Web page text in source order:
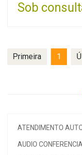
ATENDIMENTO
AUDIO
Sob
Primeira 1